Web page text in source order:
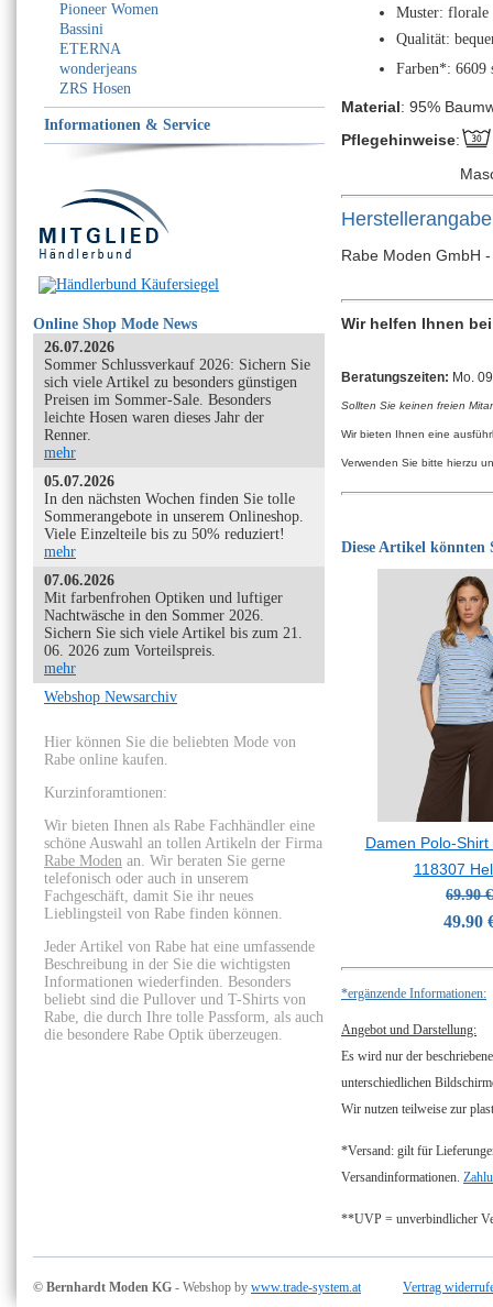
Pioneer Women
Bassini
ETERNA
wonderjeans
ZRS Hosen
Informationen & Service
Online Shop Mode News
26.07.2026
Sommer Schlussverkauf 2026: Sichern Sie
sich viele Artikel zu besonders günstigen
Preisen im Sommer-Sale. Besonders
leichte Hosen waren dieses Jahr der
Renner.
mehr
05.07.2026
In den nächsten Wochen finden Sie tolle
Sommerangebote in unserem Onlineshop.
Viele Einzelteile bis zu 50% reduziert!
mehr
07.06.2026
Mit farbenfrohen Optiken und luftiger
Nachtwäsche in den Sommer 2026.
Sichern Sie sich viele Artikel bis zum 21.
06. 2026 zum Vorteilspreis.
mehr
Webshop Newsarchiv
Hier können Sie die beliebten Mode von
Rabe online kaufen.
Kurzinforamtionen:
Wir bieten Ihnen als Rabe Fachhändler eine
schöne Auswahl an tollen Artikeln der Firma
Rabe Moden an. Wir beraten Sie gerne
telefonisch oder auch in unserem
Fachgeschäft, damit Sie ihr neues
Lieblingsteil von Rabe finden können.
Jeder Artikel von Rabe hat eine umfassende
Beschreibung in der Sie die wichtigsten
Informationen wiederfinden. Besonders
beliebt sind die Pullover und T-Shirts von
Rabe, die durch Ihre tolle Passform, als auch
die besondere Rabe Optik überzeugen.
Muster: florale
Qualität:
Farben*: 6609
Material: 95%
Pflegehinweise:
Rabe Moden GmbH
Wir helfen Ihnen
Beratungszeiten: Mo.
Sollten Sie keinen freien
Wir bieten Ihnen eine
Verwenden Sie bitte hierzu
Diese Artikel könnten
Damen Polo-
118307
69.90 €
49.90
*ergänzende Informationen:
Angebot und Darstellung:
Es wird nur der
unterschiedlichen
Wir nutzen teilweise zur
*Versand: gilt für
Versandinformationen.
**UVP = unverbindlicher
© Bernhardt Moden KG - Webshop by www.trade-system.at Vertrag